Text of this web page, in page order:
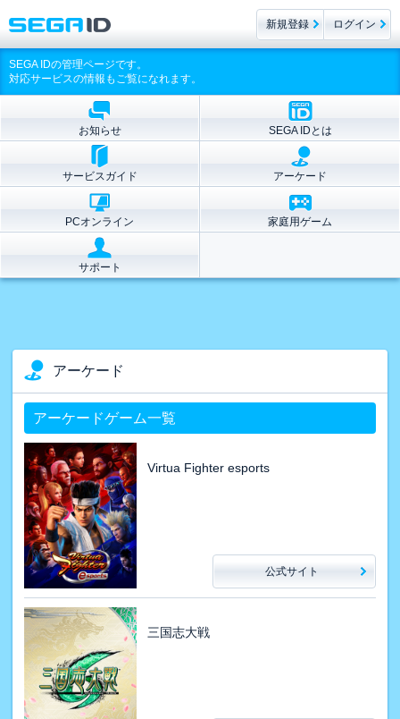
SEGA IDの管理ページです。
対応サービスの情報もご覧になれます。
お知らせ SEGA IDとは
サービスガイド アーケード
PCオンライン 家庭用ゲーム
サポート
アーケード
アーケードゲーム一覧
Virtua Fighter esports
公式サイト
三国志大戦
新規登録 ログイン